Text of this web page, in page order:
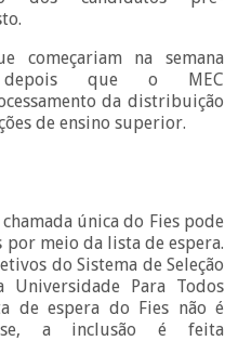
começariam na semana
depois que o MEC
da distribuição
de ensino superior.
única do Fies pode
meio da lista de espera.
do Sistema de Seleção
Universidade Para Todos
de espera do Fies não é
a inclusão é feita